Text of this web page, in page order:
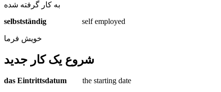
به کار گرفته شده
selbstständig self employed
خویش فرما
شروع یک کار جدید
das Eintrittsdatum the starting date